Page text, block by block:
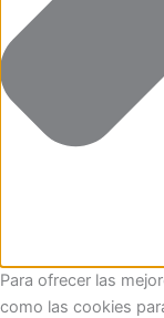
Para ofrecer las
como las cookies